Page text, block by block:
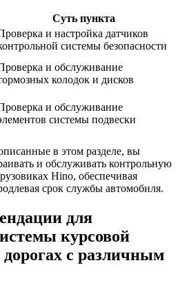
Суть пункта
и настройка датчиков
системы безопасности
и обслуживание
колодок и дисков
и обслуживание
системы подвески
в этом разделе, вы
и обслуживать контрольную
Hino, обеспечивая
срок службы автомобиля.
для
курсовой
с различным